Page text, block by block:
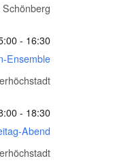
- 16:30
Ensemble
- 18:30
Abend